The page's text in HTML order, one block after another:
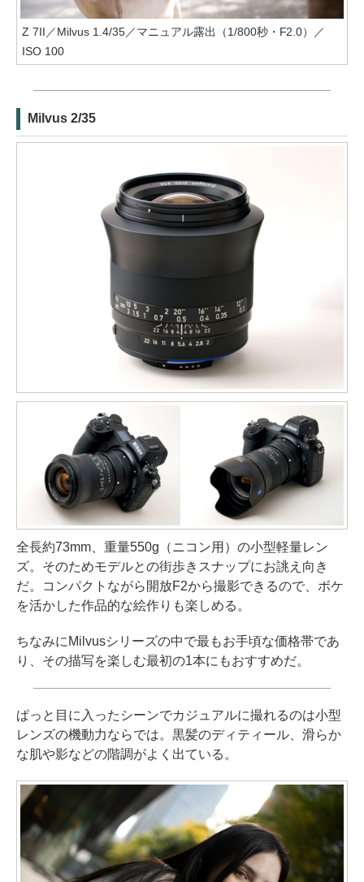
Z 7II／Milvus 1.4/35／マニュアル露出（1/800秒・F2.0）／
ISO 100
Milvus 2/35
全長約73mm、重量550g（ニコン用）の小型軽量レン
ズ。そのためモデルとの街歩きスナップにお誂え向き
だ。コンパクトながら開放F2から撮影できるので、ボケ
を活かした作品的な絵作りも楽しめる。
ちなみにMilvusシリーズの中で最もお手頃な価格帯であ
り、その描写を楽しむ最初の1本にもおすすめだ。
ぱっと目に入ったシーンでカジュアルに撮れるのは小型
レンズの機動力ならでは。黒髪のディティール、滑らか
な肌や影などの階調がよく出ている。